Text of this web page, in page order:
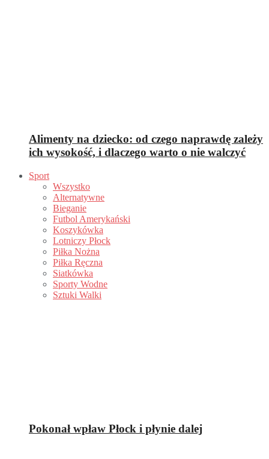
Alimenty na dziecko: od czego naprawdę zależy
ich wysokość, i dlaczego warto o nie walczyć
Sport
Wszystko
Alternatywne
Bieganie
Futbol Amerykański
Koszykówka
Lotniczy Płock
Piłka Nożna
Piłka Ręczna
Siatkówka
Sporty Wodne
Sztuki Walki
Pokonał wpław Płock i płynie dalej